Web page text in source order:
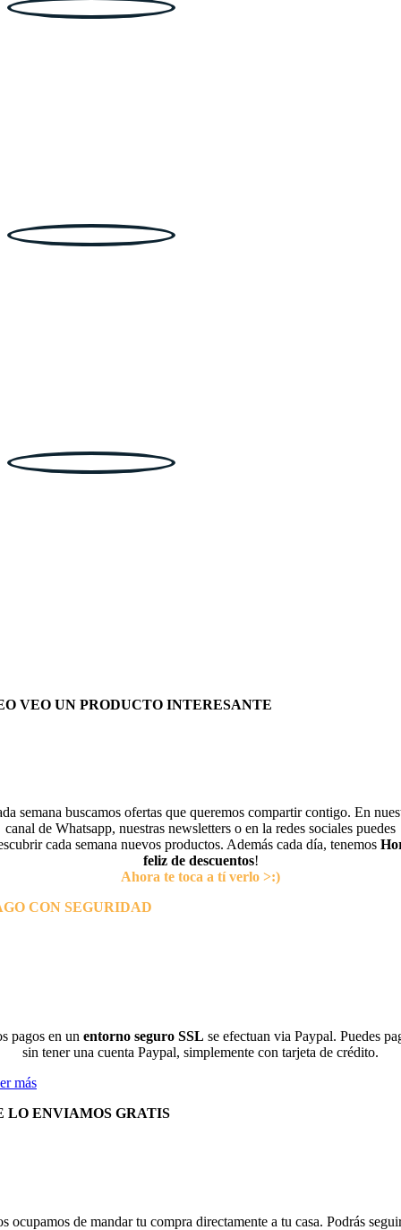
VEO UN PRODUCTO INTERESANTE
semana buscamos ofertas que queremos compartir contigo. En
canal de Whatsapp, nuestras newsletters o en la redes sociales puedes
cada semana nuevos productos. Además cada día, tenemos
feliz de descuentos!
Ahora te toca a tí verlo >:)
CON SEGURIDAD
pagos en un entorno seguro SSL se efectuan via Paypal. Puedes
sin tener una cuenta Paypal, simplemente con tarjeta de crédito.
más
LO ENVIAMOS GRATIS
ocupamos de mandar tu compra directamente a tu casa. Podrás